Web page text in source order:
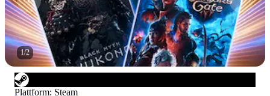
1/2
Plattform: Steam